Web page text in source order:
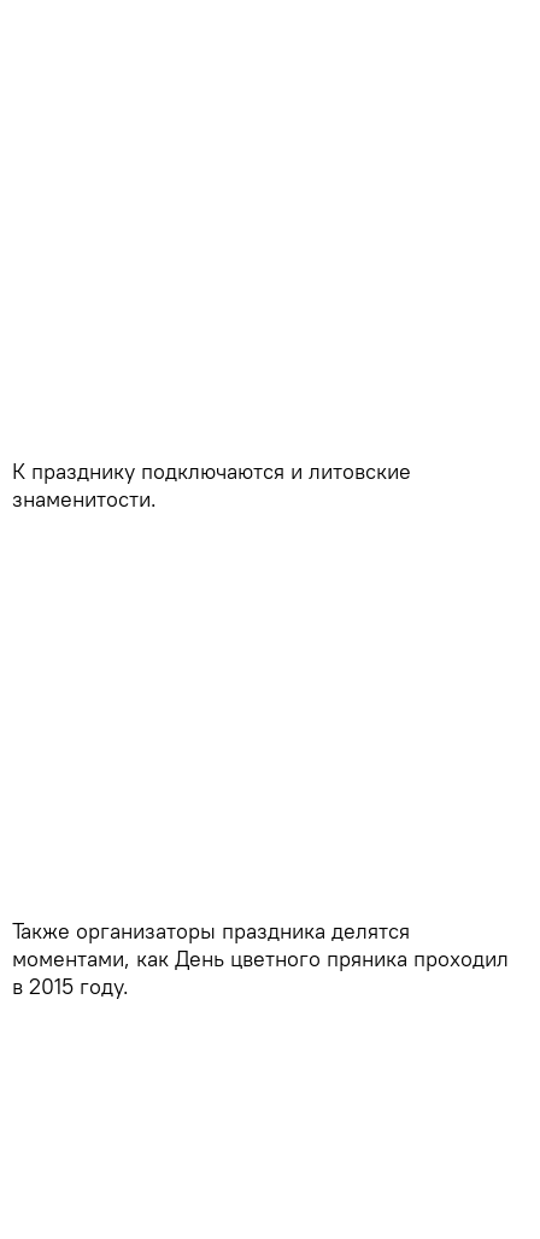
К празднику подключаются и литовские
знаменитости.
Также организаторы праздника делятся
моментами, как День цветного пряника проходил
в 2015 году.